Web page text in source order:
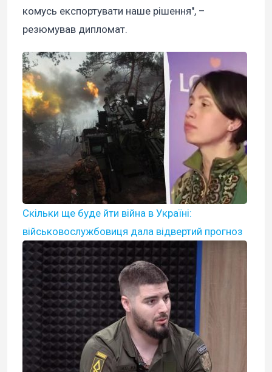
комусь експортувати наше рішення", –
резюмував дипломат.
Скільки ще буде йти війна в Україні:
військовослужбовиця дала відвертий прогноз